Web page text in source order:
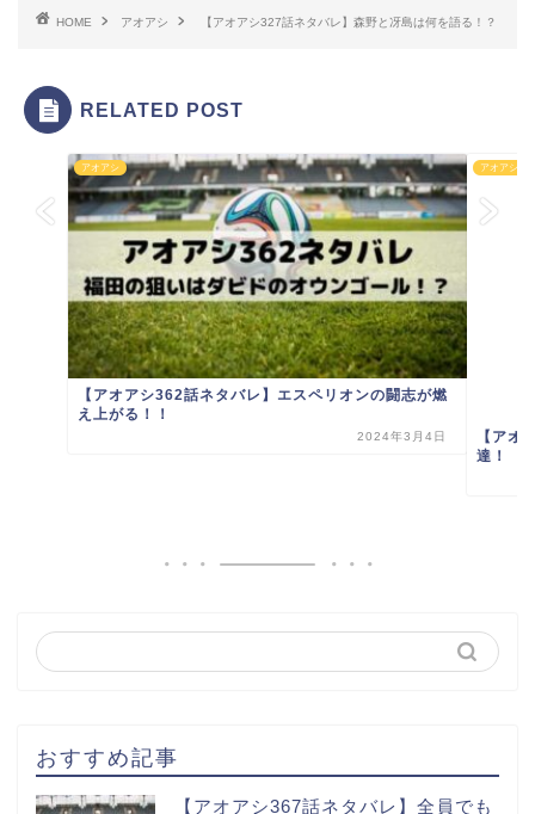
HOME アオアシ 【アオアシ327話ネタバレ】森野と冴島は何を語る！？
RELATED POST
アオアシ
【アオアシ362話ネタバレ】エスペリオンの闘志が燃
え上がる！！
2024年3月4日
アオアシ
【アオ
達！
おすすめ記事
【アオアシ367話ネタバレ】全員でも